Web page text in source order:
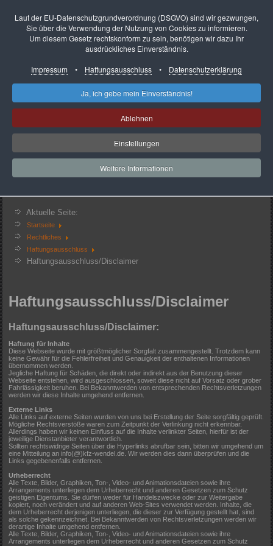
So finden Sie uns
Presse-Infos
Unser Service
Datenschutzerkärung
Heute
29
Insgesamt
121930
Aktuelle Seite:
Startseite
Rechtliches
Haftungsausschluss
Haftungsausschluss/Disclaimer
Haftungsausschluss/Disclaimer
Haftungsausschluss/Disclaimer:
Haftung für Inhalte
Diese Webseite wurde mit größtmöglicher Sorgfalt zusammengestellt. Trotzdem kann
keine Gewähr für die Fehlerfreiheit und Genauigkeit der enthaltenen Informationen
übernommen werden.
Jegliche Haftung für Schäden, die direkt oder indirekt aus der Benutzung dieser
Webseite entstehen, wird ausgeschlossen, soweit diese nicht auf Vorsatz oder grober
Fahrlässigkeit beruhen. Bei Bekanntwerden von entsprechenden Rechtsverletzungen
werden wir diese Inhalte umgehend entfernen.
Externe Links
Alle Links auf externe Seiten wurden von uns bei Erstellung der Seite sorgfältig geprüft.
Mögliche Rechtsverstöße waren zum Zeitpunkt der Verlinkung nicht erkennbar.
Allerdings haben wir keinen Einfluss auf die Inhalte verlinkter Seiten, hierfür ist der
jeweilige Dienstanbieter verantwortlich.
Sollten rechtswidrige Seiten über die Hyperlinks abrufbar sein, bitten wir umgehend um
eine Mitteilung an info(@)kfz-wendel.de. Wir werden dies dann überprüfen und die
Links gegebenenfalls entfernen.
Urheberrecht
Alle Texte, Bilder, Graphiken, Ton-, Video- und Animationsdateien sowie ihre
Arrangements unterliegen dem Urheberrecht und anderen Gesetzen zum Schutz
geistigen Eigentums. Sie dürfen weder für Handelszwecke oder zur Weitergabe
kopiert, noch verändert und auf anderen Web-Sites verwendet werden. Inhalte, die
dem Urheberrecht derjenigen unterliegen, die dieser zur Verfügung gestellt hat, sind
als solche gekennzeichnet. Bei Bekanntwerden von Rechtsverletzungen werden wir
derartige Inhalte umgehend entfernen.
Alle Texte, Bilder, Graphiken, Ton-, Video- und Animationsdateien sowie ihre
Arrangements unterliegen dem Urheberrecht und anderen Gesetzen zum Schutz
Laut der EU-Datenschutzgrundverordnung (DSGVO) sind wir gezwungen,
Sie über die Verwendung der Nutzung von Cookies zu informieren.
Um diesem Gesetz rechtskonform zu sein, benötigen wir dazu Ihr
ausdrückliches Einverständnis.
Impressum • Haftungsausschluss • Datenschutzerklärung
Ja, ich gebe mein Einverständnis!
Ablehnen
Einstellungen
Weitere Informationen